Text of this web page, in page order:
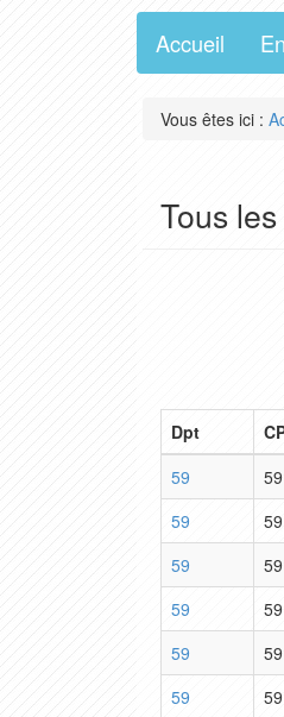
Accueil
Vous êtes ici :
Tous
Dpt
59
59
59
59
59
59